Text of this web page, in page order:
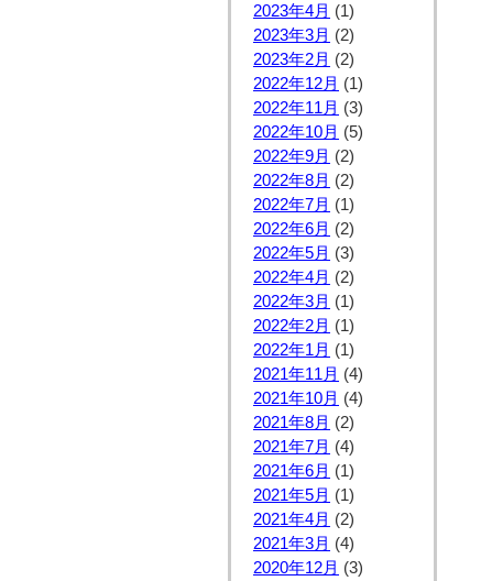
2023年4月 (1)
2023年3月 (2)
2023年2月 (2)
2022年12月 (1)
2022年11月 (3)
2022年10月 (5)
2022年9月 (2)
2022年8月 (2)
2022年7月 (1)
2022年6月 (2)
2022年5月 (3)
2022年4月 (2)
2022年3月 (1)
2022年2月 (1)
2022年1月 (1)
2021年11月 (4)
2021年10月 (4)
2021年8月 (2)
2021年7月 (4)
2021年6月 (1)
2021年5月 (1)
2021年4月 (2)
2021年3月 (4)
2020年12月 (3)